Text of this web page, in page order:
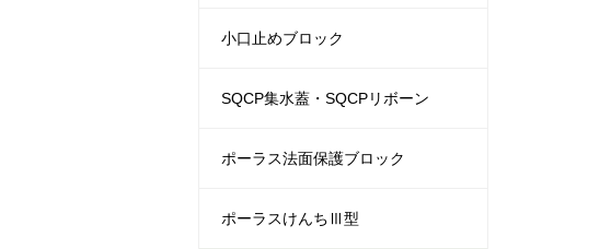
小口止めブロック
SQCP集水蓋・SQCPリボーン
ポーラス法面保護ブロック
ポーラスけんちⅢ型